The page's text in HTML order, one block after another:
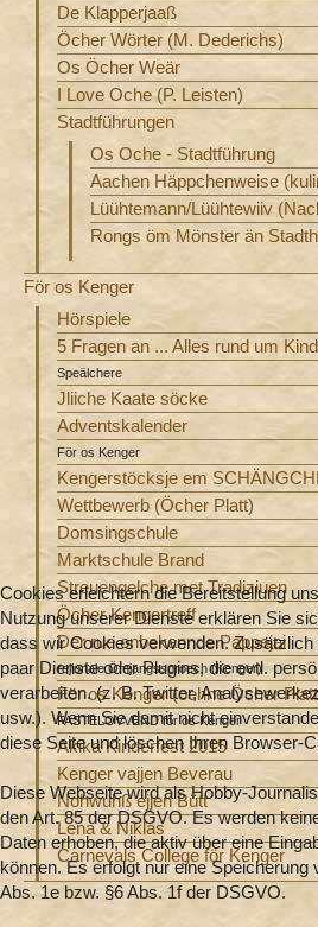
De Klapperjaaß
Öcher Wörter (M. Dederichs)
Os Öcher Weär
I Love Oche (P. Leisten)
Stadtführungen
Os Oche - Stadtführung
Aachen Häppchenweise
Lüühtemann/Lüühtewiiv
Rongs öm Mönster än
För os Kenger
Hörspiele
5 Fragen an ... Alles rund um
Speälchere
Jliiche Kaate söcke
Adventskalender
För os Kenger
Kengerstöcksje em
Wettbewerb (Öcher Platt)
Domsingschule
Marktschule Brand
Streuengelche met Tradiziuen
Öcher Kengertreff
Der rue onbekannde Pappejai
rejiunale Ömjangssproech (Kenger)
För os Kenger (oehne Öcher
FASTELOVVEND för os Kenger
Akika Kinderfest 2015
Kenger vajjen Beverau
Nohwuhß ejjen Bütt
Lena & Niklas
Carnevals College för Kenger
Cookies erleichtern die Bereitstellung
Nutzung unserer Dienste erklären Sie
dass wir Cookies verwenden.
paar Dienste oder Plugins, die evtl.
verarbeiten. (z. B. Twitter,
usw.). Wenn Sie damit nicht
diese Seite und löschen Ihren Browser-
Diese Webseite wird als Hobby-
den Art. 85 der DSGVO. Es werden
Daten erhoben, die aktiv über eine
können. Es erfolgt nur eine Speicherung
Abs. 1e bzw. §6 Abs. 1f der DSGVO.